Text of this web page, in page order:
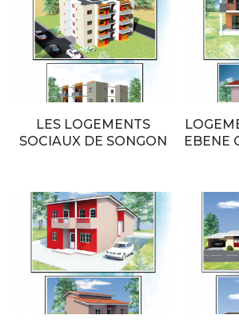
LES LOGEMENTS
SOCIAUX DE SONGON
EBENE